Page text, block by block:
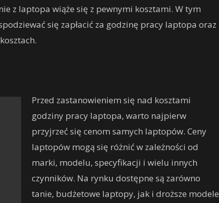
z laptopa wiąże się z pewnymi kosztami. W tym
się zapłacić za godzinę pracy laptopa oraz
Przed zastanowieniem się nad kosztami
godziny pracy laptopa, warto najpierw
przyjrzeć się cenom samych laptopów. Ceny
laptopów mogą się różnić w zależności od
marki, modelu, specyfikacji i wielu innych
czynników. Na rynku dostępne są zarówno
tanie, budżetowe laptopy, jak i droższe modele